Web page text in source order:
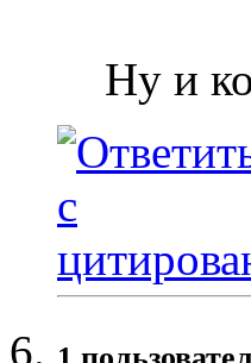
Ну и